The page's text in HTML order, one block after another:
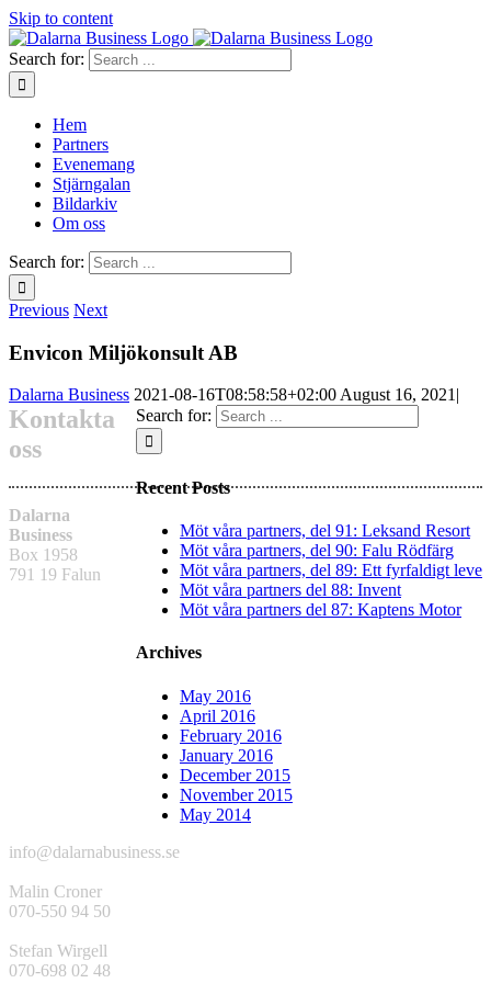
Skip to content
Search for:
Hem
Partners
Evenemang
Stjärngalan
Bildarkiv
Om oss
Search for:
Previous Next
Envicon Miljökonsult AB
Dalarna Business 2021-08-16T08:58:58+02:00August 16, 2021|
Search for:
Recent Posts
Möt våra partners, del 91: Leksand Resort
Möt våra partners, del 90: Falu Rödfärg
Möt våra partners, del 89: Ett fyrfaldigt leve
Möt våra partners del 88: Invent
Möt våra partners del 87: Kaptens Motor
Archives
May 2016
April 2016
February 2016
January 2016
December 2015
November 2015
May 2014
Kontakta
oss
Dalarna
Business
Box 1958
791 19 Falun
info@dalarnabusiness.se
Malin Croner
070-550 94 50
Stefan Wirgell
070-698 02 48